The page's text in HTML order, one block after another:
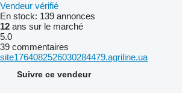
Vendeur vérifié
En stock: 139 annonces
12 ans sur le marché
5.0
39 commentaires
site1764082526030284479.agriline.ua
Suivre ce vendeur